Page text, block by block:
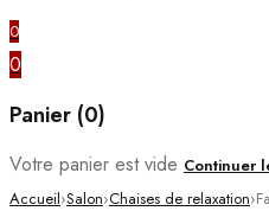
0
0
Panier (0)
Votre panier est vide Continuer
Accueil›Salon›Chaises de relaxation›